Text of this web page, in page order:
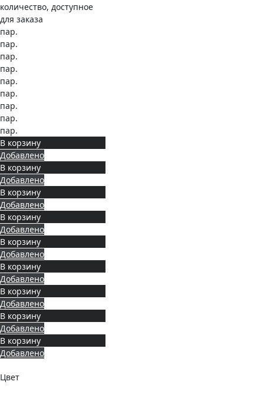
количество, доступное
для заказа
пар.
пар.
пар.
пар.
пар.
пар.
пар.
пар.
пар.
В корзину
Добавлено
В корзину
Добавлено
В корзину
Добавлено
В корзину
Добавлено
В корзину
Добавлено
В корзину
Добавлено
В корзину
Добавлено
В корзину
Добавлено
В корзину
Добавлено
Цвет